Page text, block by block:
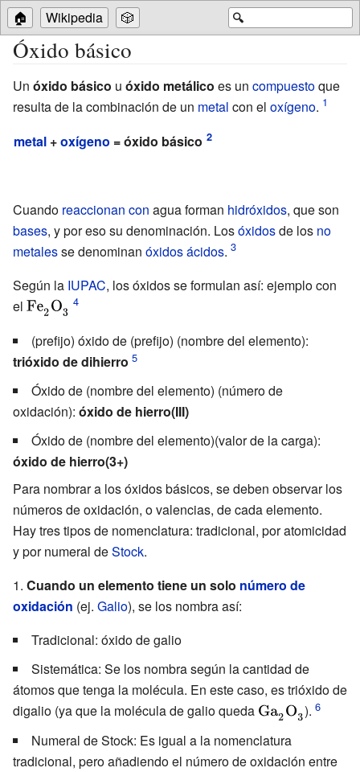
🔍
🏠 Wikipedia 🎲
Óxido básico
Un óxido básico u óxido metálico es un compuestoque
resulta de la combinación de un metal con el oxígeno.
metal +oxígeno = óxido básico
Cuando reaccionan con agua forman hidróxidos, que son
bases, y por eso su denominación. Losóxidosde los no
metalesse denominan óxidos ácidos.
Según la IUPAC, los óxidos se formulan así: ejemplo con
el {\displaystyle
{Fe2O3}}}
(prefijo) óxido de (prefijo) (nombre del elemento):
trióxido de dihierro
Óxido de (nombre del elemento) (número de
oxidación): óxido de hierro(III)
Óxido de (nombre del elemento)(valor de la carga):
óxido de hierro(3+)
Para nombrar a los óxidos básicos, se deben observar los
números de oxidación, o valencias, de cada elemento.
Hay tres tipos de nomenclatura: tradicional, por atomicidad
y por numeral deStock.
1. Cuando un elemento tiene un solo número de
oxidación (ej. Galio), se los nombra así:
Tradicional: óxido de galio
Sistemática: Se los nombra según la cantidad de
átomos que tenga la molécula. En este caso, es trióxido de
digalio (ya que la molécula de galio queda {\displaystyle
{\ce
{Ga2O3}}}
).
Numeral de Stock: Es igual a la nomenclatura
tradicional, pero añadiendo el número de oxidación entre